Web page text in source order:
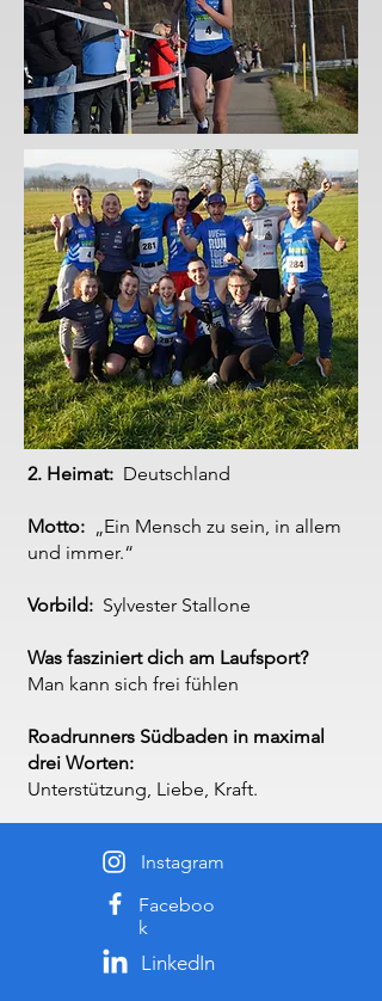
2. Heimat: Deutschland
Motto: „Ein Mensch zu sein, in allem
und immer.“
Vorbild: Sylvester Stallone
Was fasziniert dich am Laufsport?
Man kann sich frei fühlen
Roadrunners Südbaden in maximal
drei Worten:
Unterstützung, Liebe, Kraft.
Instagram
Faceboo
k
LinkedIn